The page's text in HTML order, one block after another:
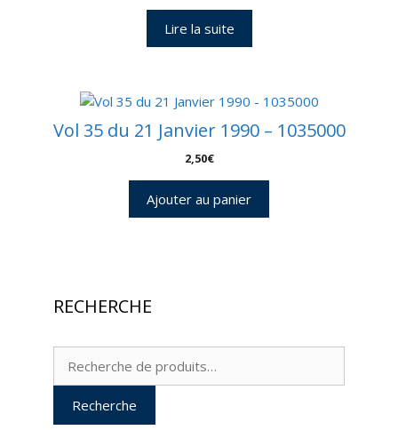
Lire la suite
Vol 35 du 21 Janvier 1990 – 1035000
2,50€
Ajouter au panier
RECHERCHE
Recherche
Recherche